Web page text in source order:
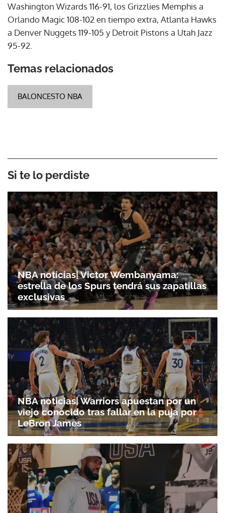
Washington Wizards 116-91, los Grizzlies Memphis a
Orlando Magic 108-102 en tiempo extra, Atlanta Hawks
a Denver Nuggets 119-105 y Detroit Pistons a Utah Jazz
95-92.
Temas relacionados
BALONCESTO NBA
Si te lo perdiste
NBA noticias| Victor Wembanyama:
estrella de los Spurs tendrá sus zapatillas
exclusivas
NBA noticias| Warriors apuestan por un
viejo conocido tras fallar en la puja por
LeBron James